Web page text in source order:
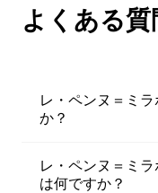
よくある質
レ・ペンヌ＝ミ
か？
レ・ペンヌ＝ミ
は何ですか？